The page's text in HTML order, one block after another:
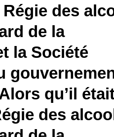
des
de la
la Société
qu’il
des